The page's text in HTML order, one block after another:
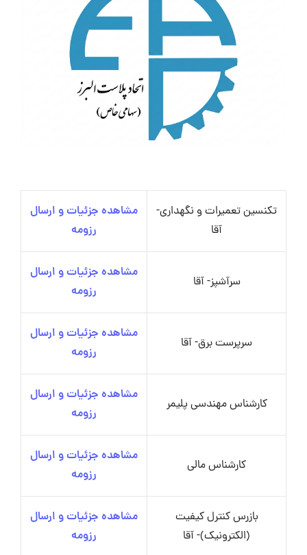
تکنسین تعمیرات و نگهداری-
آقا
مشاهده جزئیات و ارسال
رزومه
سرآشپز- آقا
مشاهده جزئیات و ارسال
رزومه
سرپرست برق- آقا
مشاهده جزئیات و ارسال
رزومه
کارشناس مهندسی پلیمر
مشاهده جزئیات و ارسال
رزومه
کارشناس مالی
مشاهده جزئیات و ارسال
رزومه
بازرس کنترل کیفیت
(الکترونیک)- آقا
مشاهده جزئیات و ارسال
رزومه